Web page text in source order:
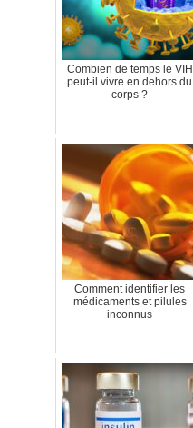
Combien de temps le VIH
peut-il vivre en dehors du
corps ?
Comment identifier les
médicaments et pilules
inconnus